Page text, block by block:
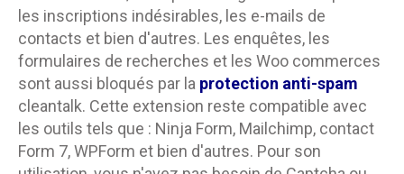
les inscriptions indésirables, les e-mails de
contacts et bien d'autres. Les enquêtes, les
formulaires de recherches et les Woo commerces
sont aussi bloqués par la protection anti-spam
cleantalk. Cette extension reste compatible avec
les outils tels que : Ninja Form, Mailchimp, contact
Form 7, WPForm et bien d'autres. Pour son